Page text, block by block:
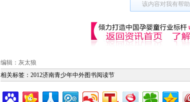
该内容对我有帮助
编辑：灰太狼
相关标签： 2012济南青少年中外图书阅读节